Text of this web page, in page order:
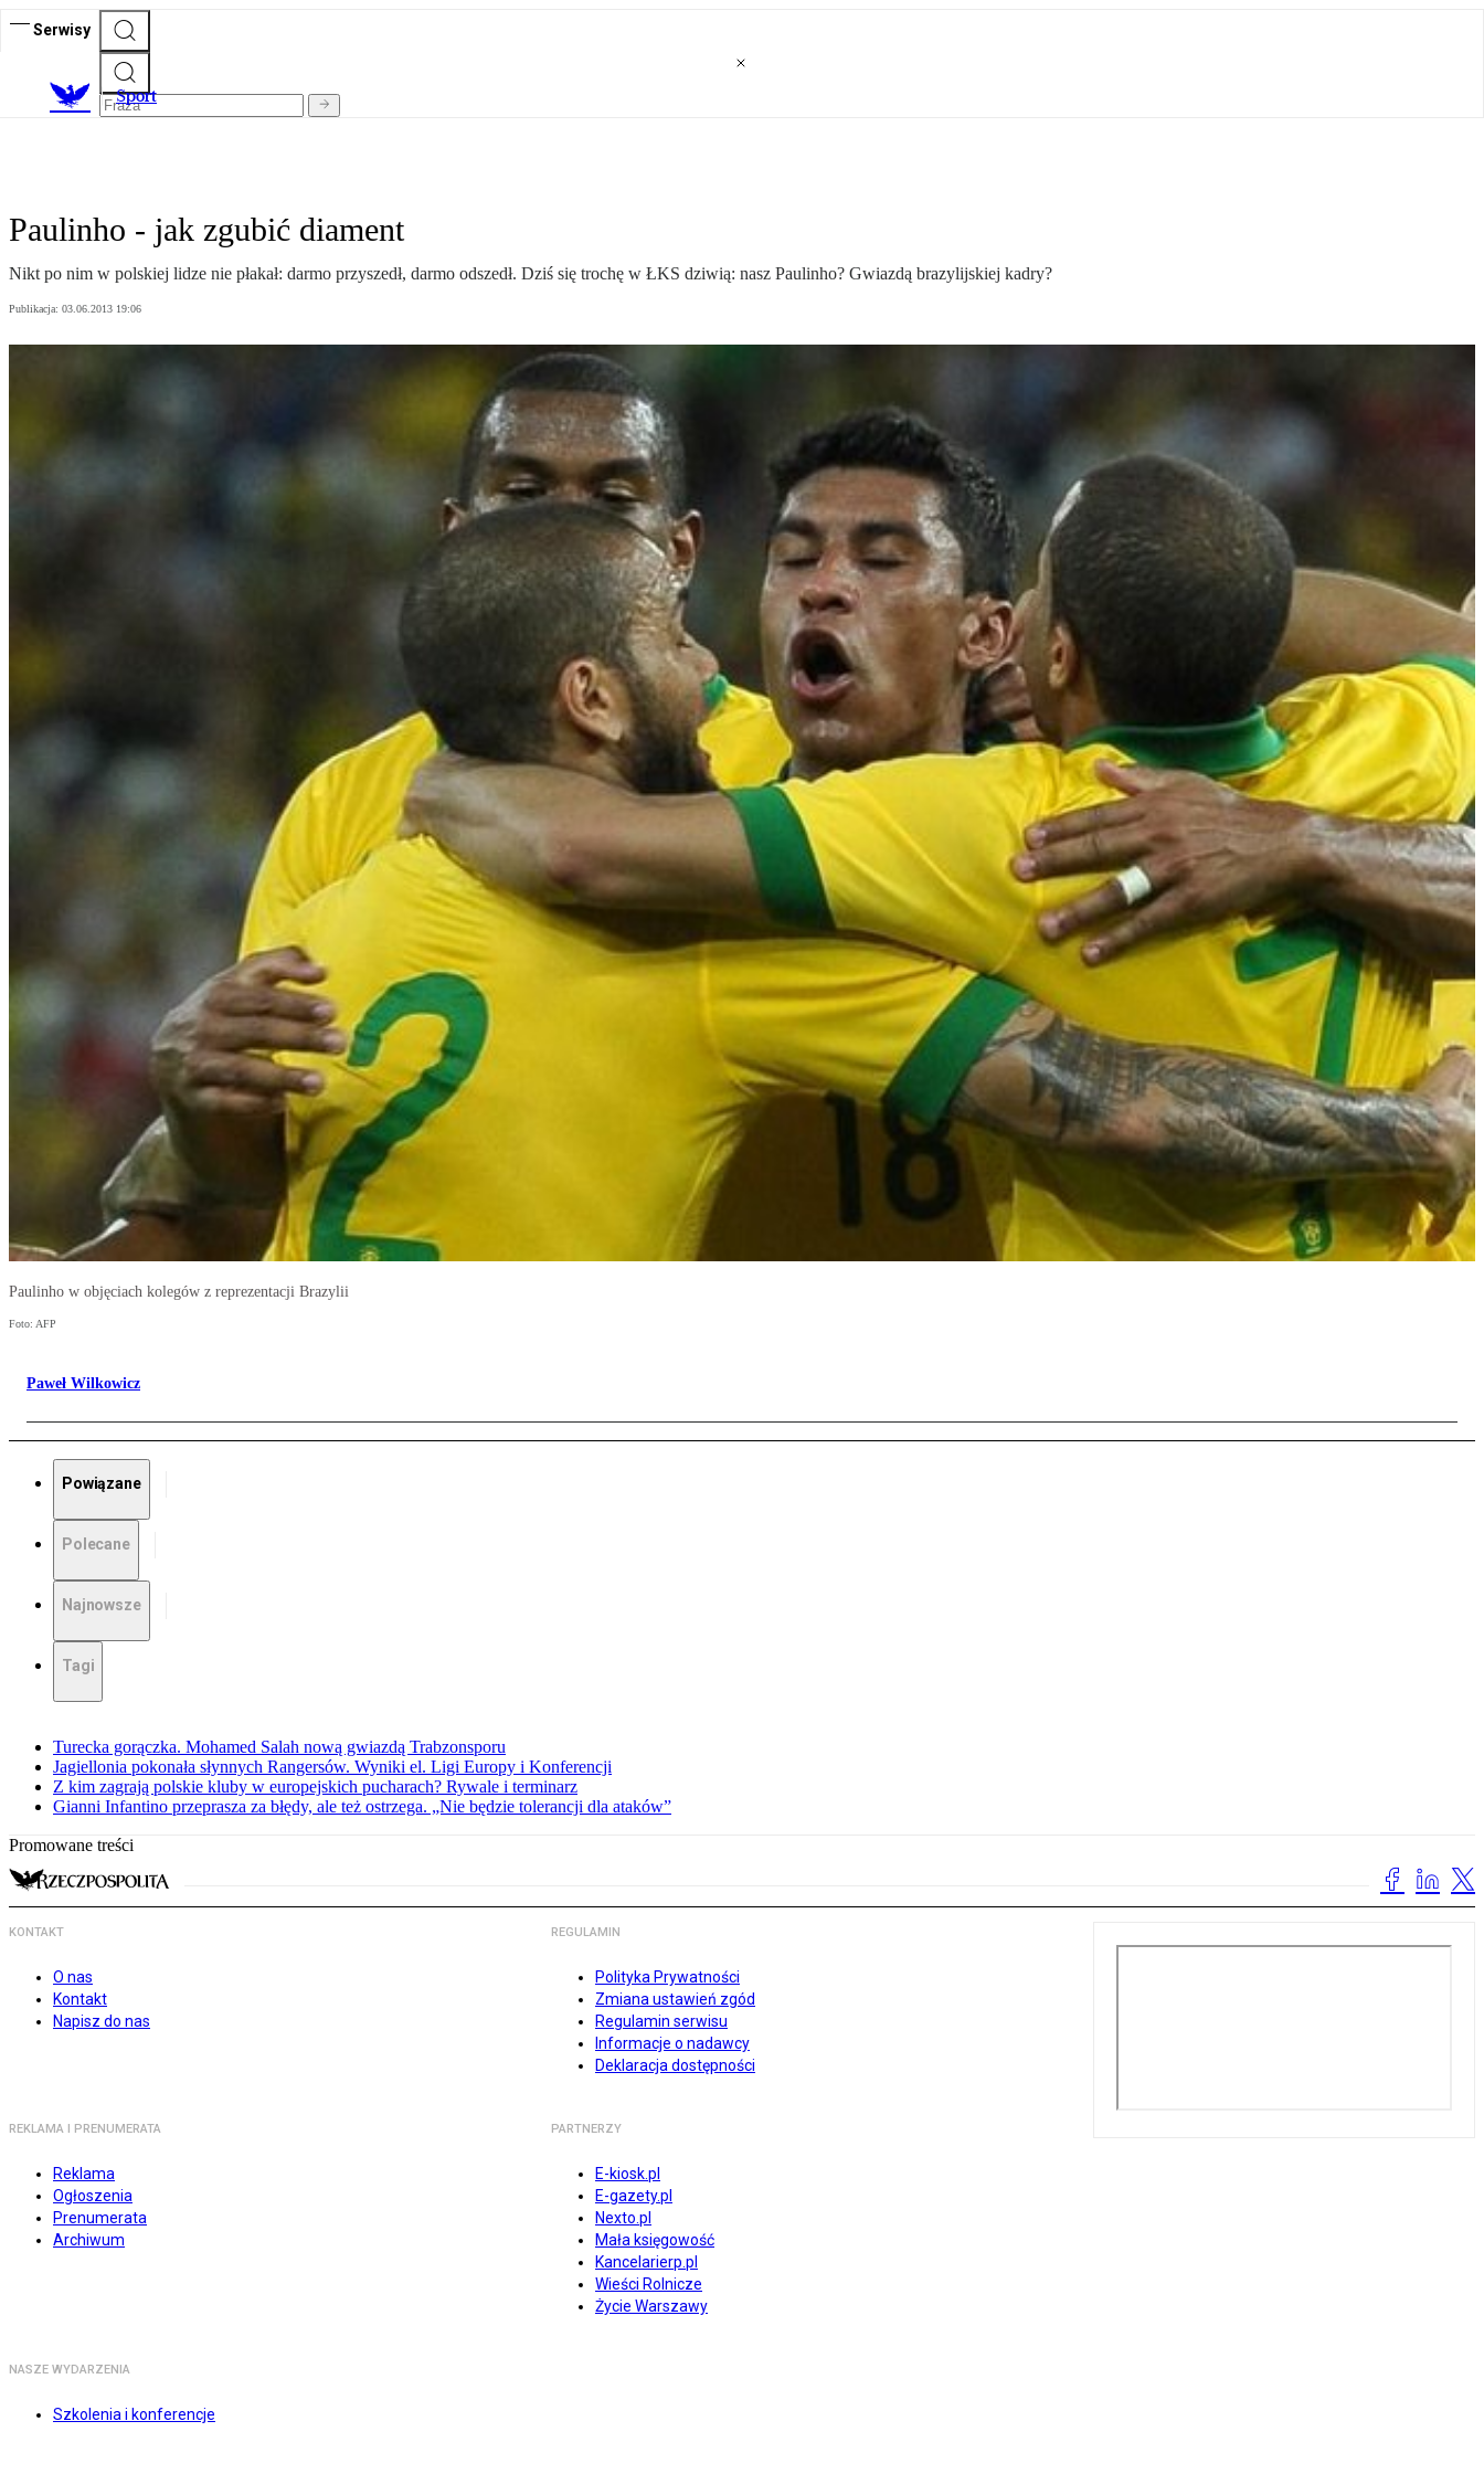
Serwisy
Sport
Paulinho - jak zgubić diament
Nikt po nim w polskiej lidze nie płakał: darmo przyszedł, darmo odszedł. Dziś się trochę w ŁKS dziwią: nasz Paulinho? Gwiazdą brazylijskiej kadry?
Publikacja: 03.06.2013 19:06
Paulinho w objęciach kolegów z reprezentacji Brazylii
Foto: AFP
Paweł Wilkowicz
Powiązane
Polecane
Najnowsze
Tagi
Turecka gorączka. Mohamed Salah nową gwiazdą Trabzonsporu
Jagiellonia pokonała słynnych Rangersów. Wyniki el. Ligi Europy i Konferencji
Z kim zagrają polskie kluby w europejskich pucharach? Rywale i terminarz
Gianni Infantino przeprasza za błędy, ale też ostrzega. „Nie będzie tolerancji dla ataków”
Promowane treści
KONTAKT
O nas
Kontakt
Napisz do nas
REGULAMIN
Polityka Prywatności
Zmiana ustawień zgód
Regulamin serwisu
Informacje o nadawcy
Deklaracja dostępności
REKLAMA I PRENUMERATA
Reklama
Ogłoszenia
Prenumerata
Archiwum
PARTNERZY
E-kiosk.pl
E-gazety.pl
Nexto.pl
Mała księgowość
Kancelarierp.pl
Wieści Rolnicze
Życie Warszawy
NASZE WYDARZENIA
Szkolenia i konferencje